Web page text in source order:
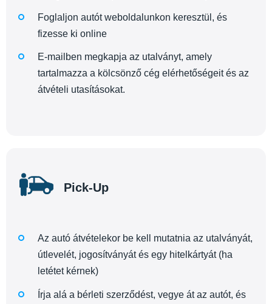
Foglaljon autót weboldalunkon keresztül, és
fizesse ki online
E-mailben megkapja az utalványt, amely
tartalmazza a kölcsönző cég elérhetőségeit és az
átvételi utasításokat.
Pick-Up
Az autó átvételekor be kell mutatnia az utalványát,
útlevelét, jogosítványát és egy hitelkártyát (ha
letétet kérnek)
Írja alá a bérleti szerződést, vegye át az autót, és